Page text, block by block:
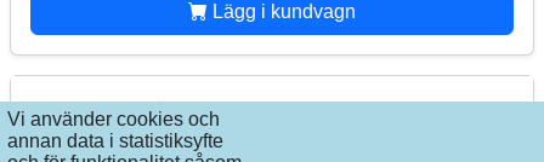
Vi använder cookies och
annan data i statistiksyfte
Lägg i kundvagn